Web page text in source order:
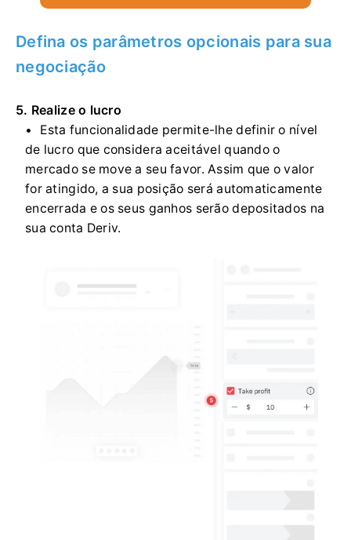
Defina os parâmetros opcionais para sua
negociação
5. Realize o lucro
Esta funcionalidade permite-lhe definir o nível
de lucro que considera aceitável quando o
mercado se move a seu favor. Assim que o valor
for atingido, a sua posição será automaticamente
encerrada e os seus ganhos serão depositados na
sua conta Deriv.